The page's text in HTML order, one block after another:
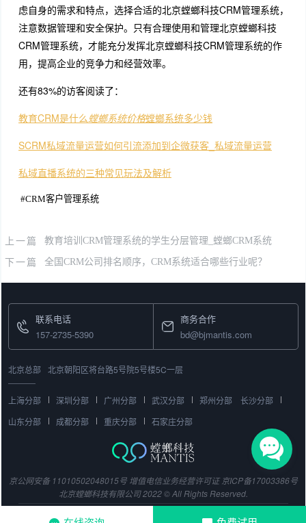
虑自身的需求和特点，选择合适的北京螳螂科技CRM管理系统，
注意数据管理和安全保护。只有合理使用和管理北京螳螂科技
CRM管理系统，才能充分发挥北京螳螂科技CRM管理系统的作
用，提高企业的竞争力和经营效率。
还有83%的访客阅读了：
教育CRM是什么螳螂系统价格螳螂系统多少钱
SCRM私域流量运营如何引流添加到企微获客_私域流量运营
私域直播系统的三种常见玩法及解析
#CRM客户管理系统
上一篇 教育培训CRM管理系统的学生分层管理_螳螂CRM系统
下一篇 全国CRM公司排名顺序，CRM系统适合哪些行业呢？
联系电话
157-2735-5390
商务合作
bd@bjmantis.com
北京总部 北京朝阳区将台路5号院5号楼5C一层
上海分部 深圳分部 广州分部 武汉分部 郑州分部
长沙分部
山东分部
成都分部 重庆分部 石家庄分部
京公网安备 11010502048015号 增值电信业务经营许可证 京ICP备17003386号
北京螳螂科技有限公司 2022 © All Rights Reserved.